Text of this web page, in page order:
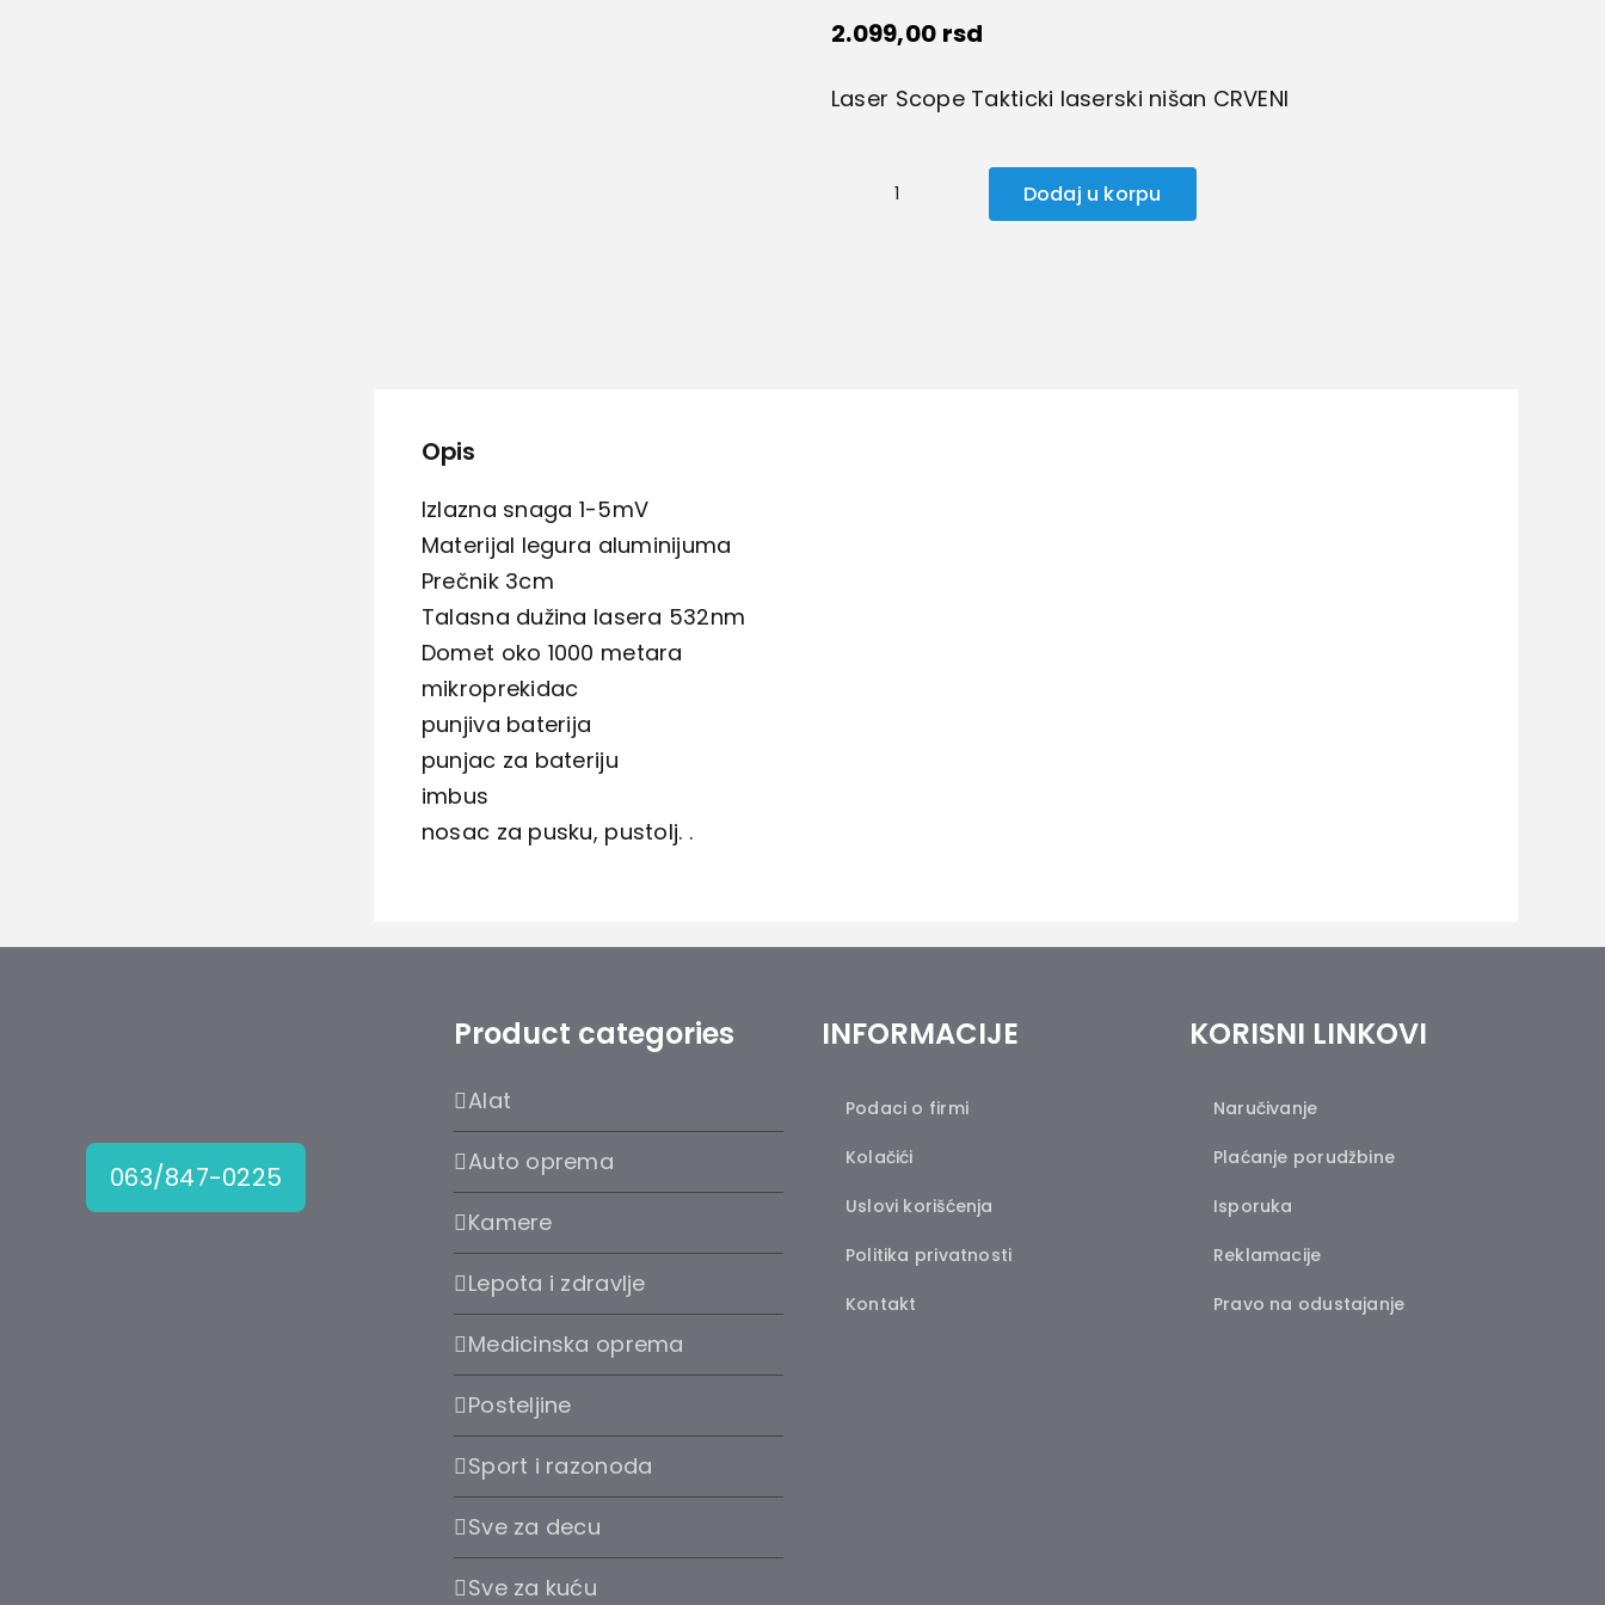
2.099,00 rsd
Laser Scope Takticki laserski nišan CRVENI
Laserski
Dodaj u korpu
Opis
Izlazna snaga 1-5mV
Materijal legura aluminijuma
Prečnik 3cm
Talasna dužina lasera ​​532nm
Domet oko 1000 metara
mikroprekidac
punjiva baterija
punjac za bateriju
imbus
nosac za pusku, pustolj. .
063/847-0225
Product categories
Alat
Auto oprema
Kamere
Lepota i zdravlje
Medicinska oprema
Posteljine
Sport i razonoda
Sve za decu
Sve za kuću
INFORMACIJE
Podaci o firmi
Kolačići
Uslovi korišćenja
Politika privatnosti
Kontakt
KORISNI LINKOVI
Naručivanje
Plaćanje porudžbine
Isporuka
Reklamacije
Pravo na odustajanje